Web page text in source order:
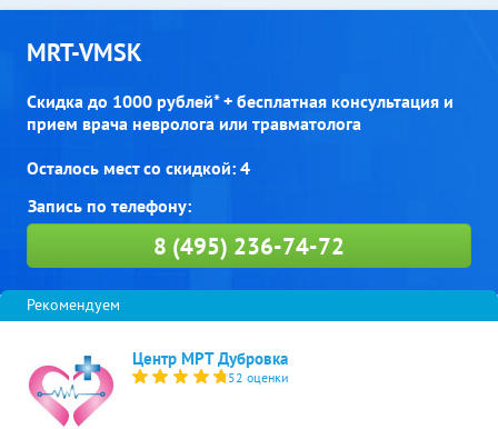
MRT-VMSK
Скидка до 1000 рублей* + бесплатная консультация и
прием врача невролога или травматолога
Осталось мест со скидкой: 4
8 (495) 236-74-72
Центр МРТ Дубровка
52 оценки